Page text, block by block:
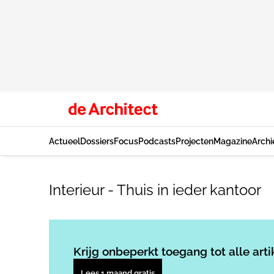
ActueelDossiersFocusPodcastsProjectenMagazine
Interieur - Thuis in ieder kantoor
Krijg onbeperkt toegang tot alle